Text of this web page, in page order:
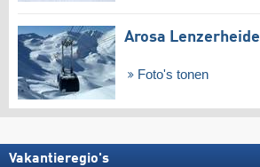
Arosa Lenzerheide
Foto's tonen
Vakantieregio's